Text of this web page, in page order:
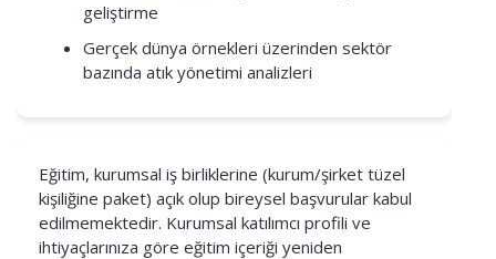
geliştirme
Gerçek dünya örnekleri üzerinden sektör
bazında atık yönetimi analizleri
Eğitim, kurumsal iş birliklerine (kurum/şirket tüzel
kişiliğine paket) açık olup bireysel başvurular kabul
edilmemektedir. Kurumsal katılımcı profili ve
ihtiyaçlarınıza göre eğitim içeriği yeniden